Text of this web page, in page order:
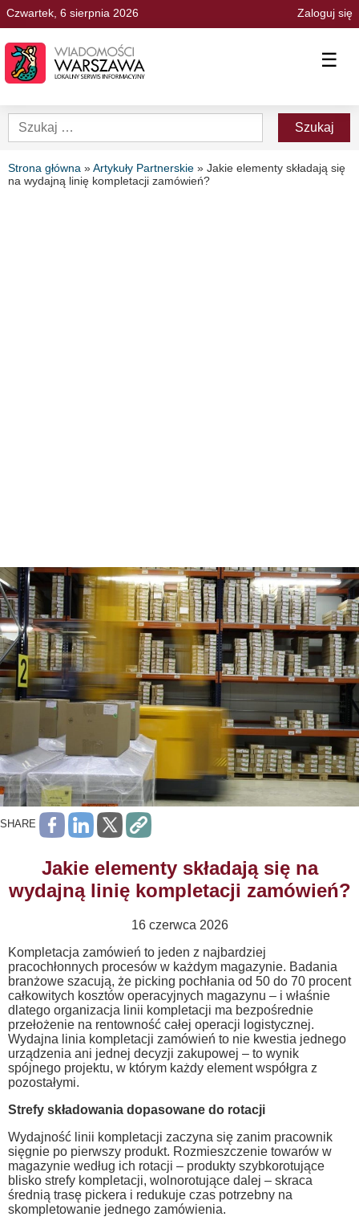
Czwartek, 6 sierpnia 2026 Zaloguj się
☰
Strona główna »Artykuły Partnerskie » Jakie elementy składają się
na wydajną linię kompletacji zamówień?
SHARE
Jakie elementy składają się na
wydajną linię kompletacji zamówień?
16 czerwca 2026
Kompletacja zamówień to jeden z najbardziej
pracochłonnych procesów w każdym magazynie. Badania
branżowe szacują, że picking pochłania od 50 do 70 procent
całkowitych kosztów operacyjnych magazynu – i właśnie
dlatego organizacja linii kompletacji ma bezpośrednie
przełożenie na rentowność całej operacji logistycznej.
Wydajna linia kompletacji zamówień to nie kwestia jednego
urządzenia ani jednej decyzji zakupowej – to wynik
spójnego projektu, w którym każdy element współgra z
pozostałymi.
Strefy składowania dopasowane do rotacji
Wydajność linii kompletacji zaczyna się zanim pracownik
sięgnie po pierwszy produkt. Rozmieszczenie towarów w
magazynie według ich rotacji – produkty szybkorotujące
blisko strefy kompletacji, wolnorotujące dalej – skraca
średnią trasę pickera i redukuje czas potrzebny na
skompletowanie jednego zamówienia.